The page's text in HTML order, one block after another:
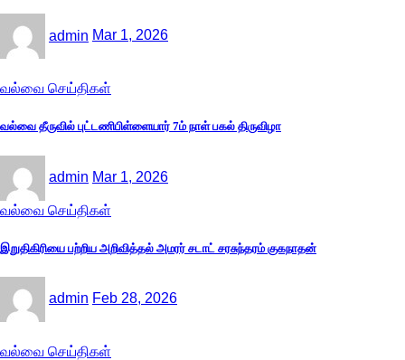
admin Mar 1, 2026
வல்வை செய்திகள்
வல்வை தீருவில் புட்டணிபிள்ளையார் 7ம் நாள் பகல் திருவிழா
admin Mar 1, 2026
வல்வை செய்திகள்
இறுதிகிரியை பற்றிய அறிவித்தல் அமரர் சடாட் சரசுந்தரம் குகநாதன்
admin Feb 28, 2026
வல்வை செய்திகள்